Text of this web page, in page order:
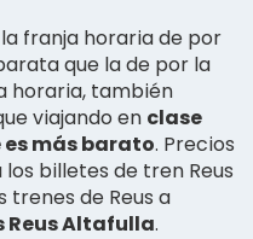
franja horaria de por
que la de por la
horaria, también
viajando en clase
más barato. Precios
billetes de tren Reus
trenes de Reus a
Reus Altafulla.